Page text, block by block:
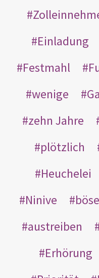
Einladung
Festmahl
wenige
zehn Jahre
plötzlich
Heuchelei
Ninive
austreiben
Erhörung